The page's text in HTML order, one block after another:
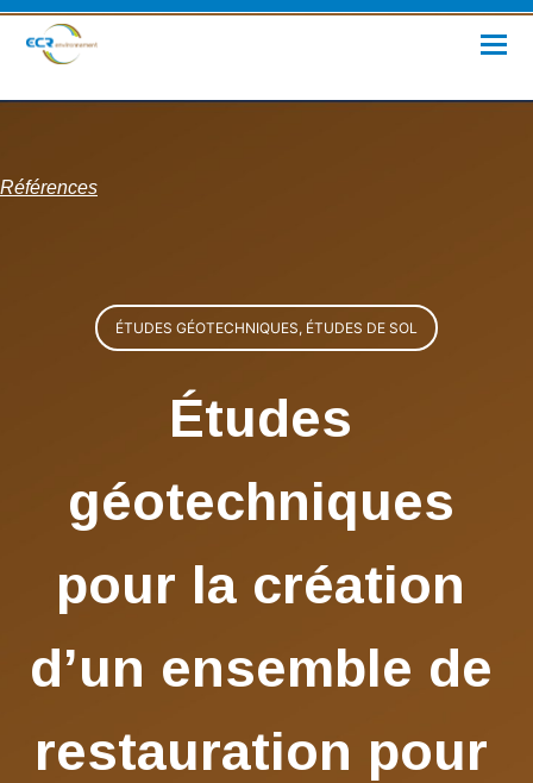
Références
ÉTUDES GÉOTECHNIQUES, ÉTUDES DE SOL
Études
géotechniques
pour la création
d’un ensemble de
restauration pour